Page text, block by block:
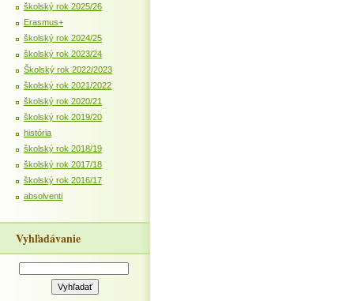
školský rok 2025/26
Erasmus+
školský rok 2024/25
školský rok 2023/24
Školský rok 2022/2023
školský rok 2021/2022
školský rok 2020/21
školský rok 2019/20
história
školský rok 2018/19
školský rok 2017/18
školský rok 2016/17
absolventi
Vyhľadávanie